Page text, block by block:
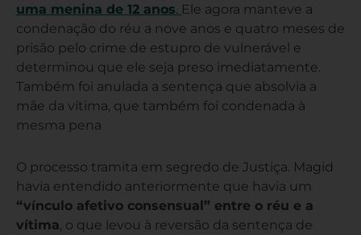
uma menina de 12 anos. Ele agora manteve a
condenação do réu a nove anos e quatro meses de
prisão pelo crime de estupro de vulnerável e
determinou que ele seja preso imediatamente.
Também foi anulada a sentença que absolvia a
mãe da vítima, que também foi condenada à
mesma pena
O processo tramita em segredo de Justiça. Magid
havia entendido anteriormente que havia um
“vínculo afetivo consensual” entre o réu e a
vítima, o que levou à reversão da sentença de